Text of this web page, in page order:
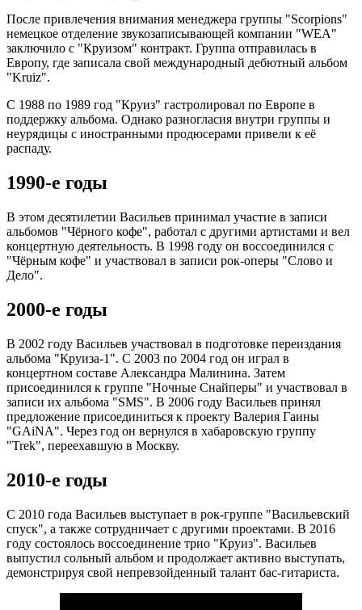
После привлечения внимания менеджера группы "Scorpions"
немецкое отделение звукозаписывающей компании "WEA"
заключило с "Круизом" контракт. Группа отправилась в
Европу, где записала свой международный дебютный альбом
"Kruiz".
С 1988 по 1989 год "Круиз" гастролировал по Европе в
поддержку альбома. Однако разногласия внутри группы и
неурядицы с иностранными продюсерами привели к её
распаду.
1990-е годы
В этом десятилетии Васильев принимал участие в записи
альбомов "Чёрного кофе", работал с другими артистами и вел
концертную деятельность. В 1998 году он воссоединился с
"Чёрным кофе" и участвовал в записи рок-оперы "Слово и
Дело".
2000-е годы
В 2002 году Васильев участвовал в подготовке переиздания
альбома "Круиза-1". С 2003 по 2004 год он играл в
концертном составе Александра Малинина. Затем
присоединился к группе "Ночные Снайперы" и участвовал в
записи их альбома "SMS". В 2006 году Васильев принял
предложение присоединиться к проекту Валерия Гаины
"GAiNA". Через год он вернулся в хабаровскую группу
"Trek", переехавшую в Москву.
2010-е годы
С 2010 года Васильев выступает в рок-группе "Васильевский
спуск", а также сотрудничает с другими проектами. В 2016
году состоялось воссоединение трио "Круиз". Васильев
выпустил сольный альбом и продолжает активно выступать,
демонстрируя свой непревзойденный талант бас-гитариста.